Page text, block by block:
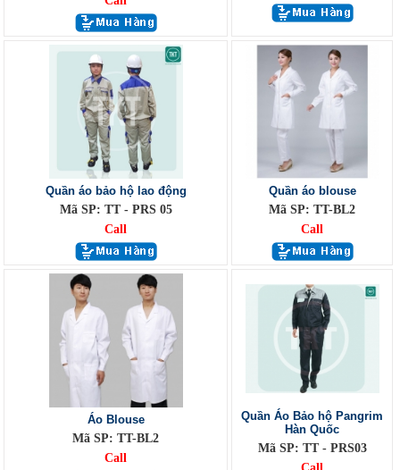
Quần áo bảo hộ lao động
Mã SP: TT - PRS 05
Call
Quần áo blouse
Mã SP: TT-BL2
Call
Áo Blouse
Mã SP: TT-BL2
Call
Quần Áo Bảo hộ Pangrim
Hàn Quốc
Mã SP: TT - PRS03